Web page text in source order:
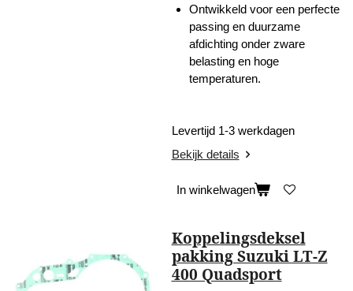
Ontwikkeld voor een perfecte
passing en duurzame
afdichting onder zware
belasting en hoge
temperaturen.
Levertijd 1-3 werkdagen
Bekijk details
In winkelwagen
Koppelingsdeksel
pakking Suzuki LT-Z
400 Quadsport